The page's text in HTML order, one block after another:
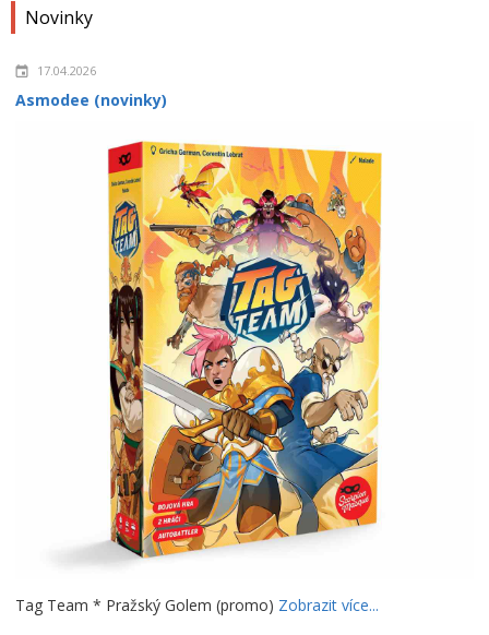
Novinky
17.04.2026
Asmodee (novinky)
Tag Team * Pražský Golem (promo) Zobrazit více...